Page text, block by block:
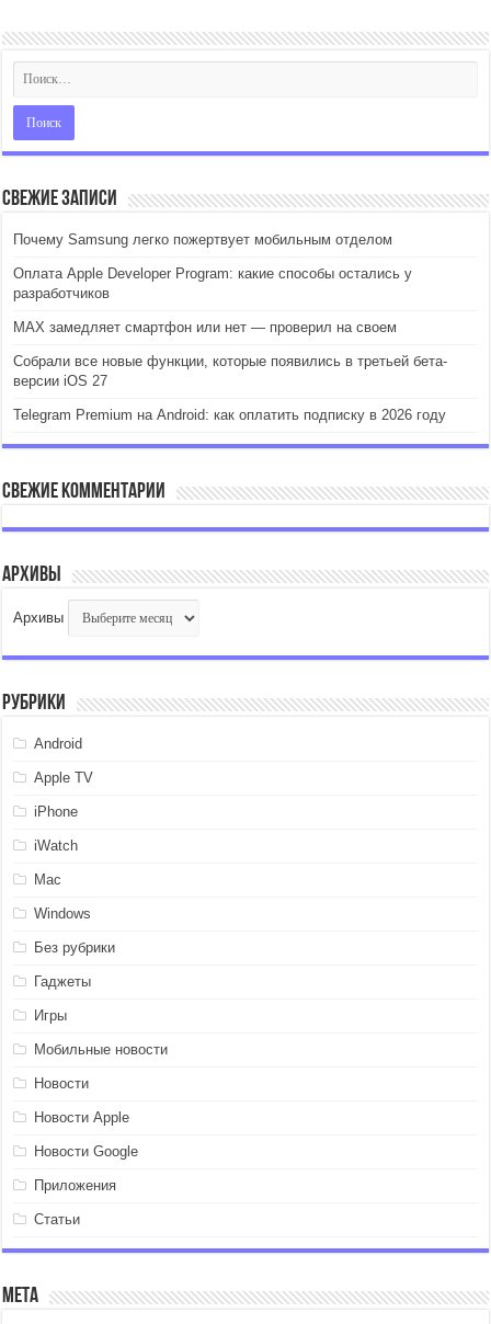
Свежие записи
Почему Samsung легко пожертвует мобильным отделом
Оплата Apple Developer Program: какие способы остались у
разработчиков
MAX замедляет смартфон или нет — проверил на своем
Собрали все новые функции, которые появились в третьей бета-
версии iOS 27
Telegram Premium на Android: как оплатить подписку в 2026 году
Свежие комментарии
Архивы
Архивы
Рубрики
Android
Apple TV
iPhone
iWatch
Mac
Windows
Без рубрики
Гаджеты
Игры
Мобильные новости
Новости
Новости Apple
Новости Google
Приложения
Статьи
Мета